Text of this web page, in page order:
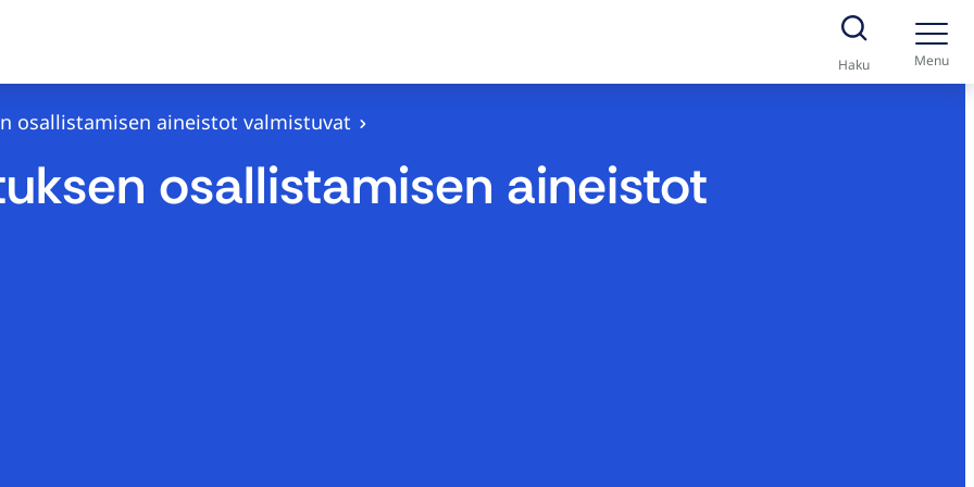
Haku Menu
osallistamisen aineistot valmistuvat
osallistamisen aineistot